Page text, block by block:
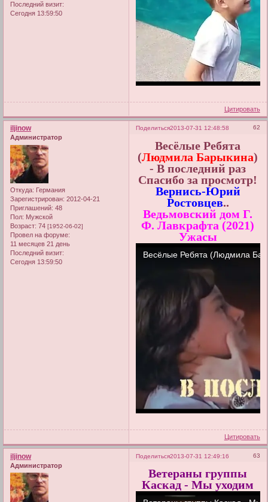
Последний визит:
Сегодня 13:59:50
Цитировать
Поделиться 62
2013-07-31 12:48:58
iljinow
Администратор
Откуда: Германия
Зарегистрирован: 2012-04-21
Приглашений: 48
Пол: Мужской
Возраст: 74 [1952-06-02]
Провел на форуме:
11 месяцев 21 день
Последний визит:
Сегодня 13:59:50
Весёлые Ребята
(Людмила Барыкина)
- В последний раз
Спасибо за просмотр!
Вернись-Юрий
Ростовцев..
Ведьмовский дом Г.
Ф. Лавкрафта (2021)
Ужасы
Цитировать
Поделиться 63
2013-07-31 12:49:16
iljinow
Администратор
Ветераны группы
Каскад - Мы уходим